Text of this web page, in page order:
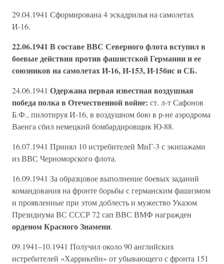
29.04.1941 Сформирована 4 эскадрилья на самолетах
И-16.
22.06.1941 В составе ВВС Северного флота вступил в
боевые действия против фашистской Германии и ее
союзников на самолетах И-16, И-153, И·15бис и СБ.
24.06.1941 Одержана первая известная воздушная
победа полка в Отечественной войне: ст. л-т Сафонов
Б.Ф., пилотируя И-16, в воздушном бою в р-не аэродрома
Ваенга сбил немецкий бомбардировщик Ю-88.
16.07.1941 Принял 10 истребителей МиГ-3 с экипажами
из ВВС Черноморского флота.
16.09.1941 За образцовое выполнение боевых заданий
командования на фронте борьбы с германским фашизмом
и проявленные при этом доблесть и мужество Указом
Президиума ВС СССР 72 сап ВВС ВМФ награжден
орденом Красного Знамени.
09.1941–10.1941 Получил около 90 английских
истребителей «Харрикейн» от убывающего с фронта 151